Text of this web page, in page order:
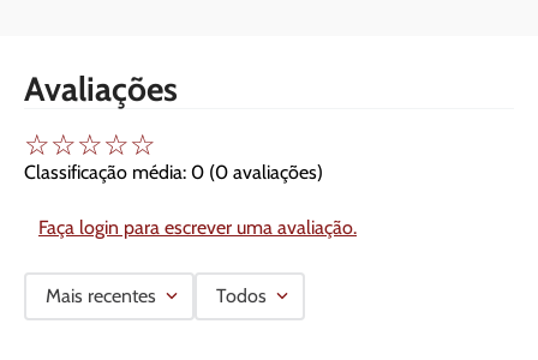
Avaliações
☆☆☆☆☆
Classificação média: 0 (0 avaliações)
Faça login para escrever uma avaliação.
Mais recentes Todos